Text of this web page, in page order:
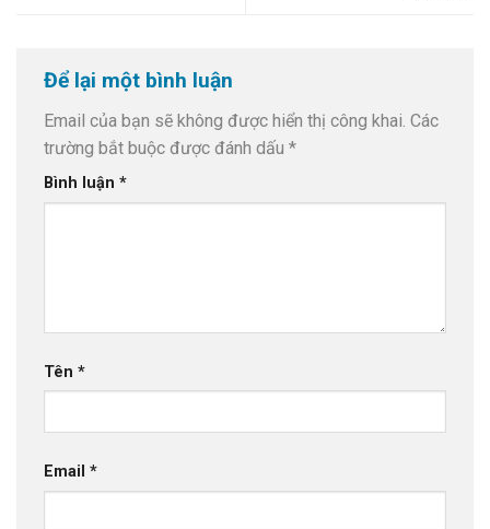
Để lại một bình luận
Email của bạn sẽ không được hiển thị công khai. Các
trường bắt buộc được đánh dấu *
Bình luận *
Tên *
Email *